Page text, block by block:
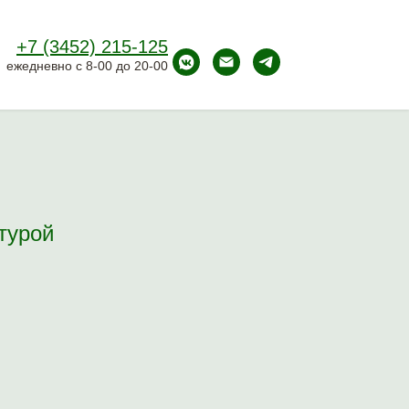
+7 (3452) 215-125
ежедневно с 8-00 до 20-00